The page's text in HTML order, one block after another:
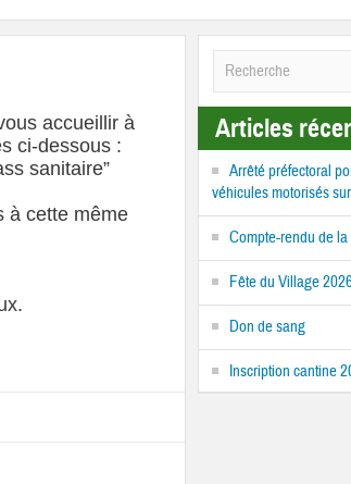
accueillir à
ci-dessous :
sanitaire”
à cette même
Articles
Arrêté préfectoral
véhicules motorisés
Compte-rendu de
Fête du Village
Don de sang
Inscription cantine